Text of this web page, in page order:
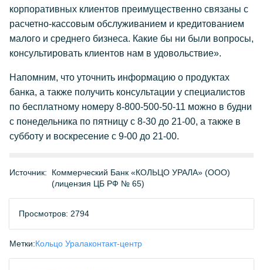
корпоративных клиентов преимущественно связаны с
расчетно-кассовым обслуживанием и кредитованием
малого и среднего бизнеса. Какие бы ни были вопросы,
консультировать клиентов нам в удовольствие».
Напомним, что уточнить информацию о продуктах
банка, а также получить консультации у специалистов
по бесплатному номеру 8-800-500-50-11 можно в будни
с понедельника по пятницу с 8-30 до 21-00, а также в
субботу и воскресение с 9-00 до 21-00.
Источник:
Коммерческий Банк «КОЛЬЦО УРАЛА» (ООО)
(лицензия ЦБ РФ № 65)
Просмотров: 2794
Метки:Кольцо Уралаконтакт-центр